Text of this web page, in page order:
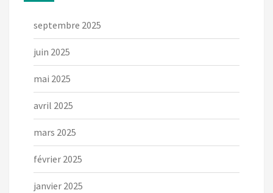
septembre 2025
juin 2025
mai 2025
avril 2025
mars 2025
février 2025
janvier 2025